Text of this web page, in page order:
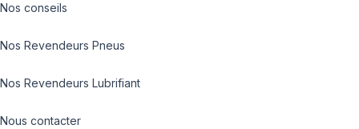
Nos conseils
Nos Revendeurs Pneus
Nos Revendeurs Lubrifiant
Nous contacter